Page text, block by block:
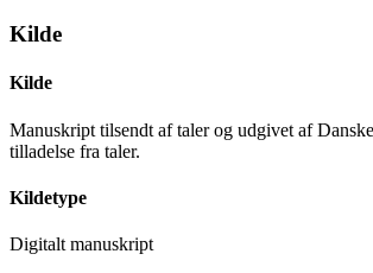
Kilde
Kilde
Manuskript tilsendt af taler og udgivet af
tilladelse fra taler.
Kildetype
Digitalt manuskript